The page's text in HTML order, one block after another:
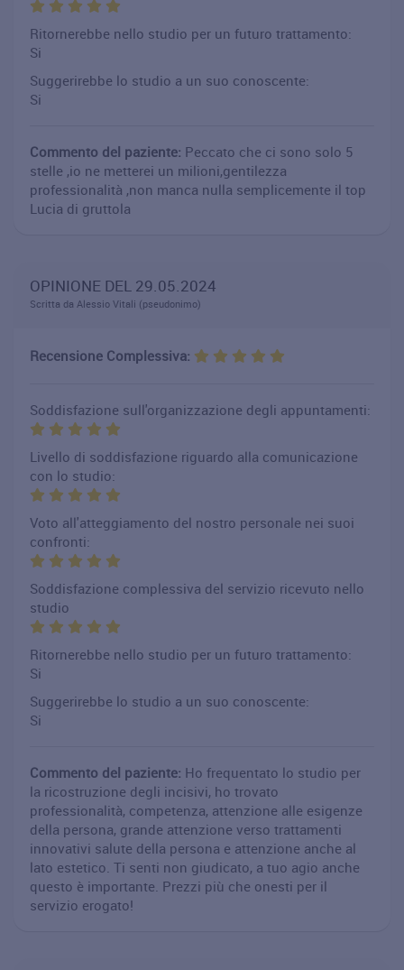
Ritornerebbe nello studio per un futuro trattamento:
Si
Suggerirebbe lo studio a un suo conoscente:
Si
Commento del paziente: Peccato che ci sono solo 5
stelle ,io ne metterei un milioni,gentilezza
professionalità ,non manca nulla semplicemente il top
Lucia di gruttola
OPINIONE DEL 29.05.2024
Scritta da Alessio Vitali (pseudonimo)
Recensione Complessiva:
Soddisfazione sull'organizzazione degli appuntamenti:
Livello di soddisfazione riguardo alla comunicazione
con lo studio:
Voto all'atteggiamento del nostro personale nei suoi
confronti:
Soddisfazione complessiva del servizio ricevuto nello
studio
Ritornerebbe nello studio per un futuro trattamento:
Si
Suggerirebbe lo studio a un suo conoscente:
Si
Commento del paziente: Ho frequentato lo studio per
la ricostruzione degli incisivi, ho trovato
professionalità, competenza, attenzione alle esigenze
della persona, grande attenzione verso trattamenti
innovativi salute della persona e attenzione anche al
lato estetico. Ti senti non giudicato, a tuo agio anche
questo è importante. Prezzi più che onesti per il
servizio erogato!